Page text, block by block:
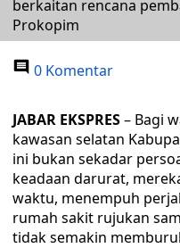
berkaitan rencana
Prokopim
0 Komentar
JABAR EKSPRES– Bagi
kawasan selatan
ini bukan sekadar
keadaan darurat,
waktu, menempuh
rumah sakit rujukan
tidak semakin